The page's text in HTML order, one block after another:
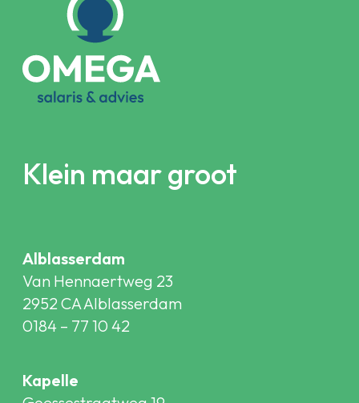
Klein maar groot
Alblasserdam
Van Hennaertweg 23
2952 CA Alblasserdam
0184 – 77 10 42
Kapelle